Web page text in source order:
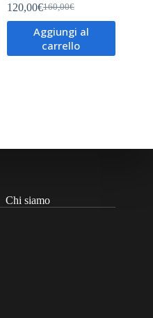
160,00€
Il
prezzo
originale
era:
120,00€Il
prezzo
attuale
è:
Aggiungi al
carrello
Chi siamo